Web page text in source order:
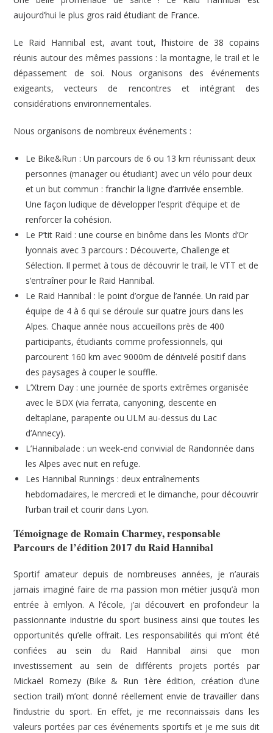
aujourd’hui le plus gros raid étudiant de France.
Le Raid Hannibal est, avant tout, l’histoire de 38 copains
réunis autour des mêmes passions : la montagne, le trail et le
dépassement de soi. Nous organisons des événements
exigeants, vecteurs de rencontres et intégrant des
considérations environnementales.
Nous organisons de nombreux événements :
Le Bike&Run : Un parcours de 6 ou 13 km réunissant deux
personnes (manager ou étudiant) avec un vélo pour deux
et un but commun : franchir la ligne d’arrivée ensemble.
Une façon ludique de développer l’esprit d’équipe et de
renforcer la cohésion.
Le P’tit Raid : une course en binôme dans les Monts d’Or
lyonnais avec 3 parcours : Découverte, Challenge et
Sélection. Il permet à tous de découvrir le trail, le VTT et de
s’entraîner pour le Raid Hannibal.
Le Raid Hannibal : le point d’orgue de l’année. Un raid par
équipe de 4 à 6 qui se déroule sur quatre jours dans les
Alpes. Chaque année nous accueillons près de 400
participants, étudiants comme professionnels, qui
parcourent 160 km avec 9000m de dénivelé positif dans
des paysages à couper le souffle.
L’Xtrem Day : une journée de sports extrêmes organisée
avec le BDX (via ferrata, canyoning, descente en
deltaplane, parapente ou ULM au-dessus du Lac
d’Annecy).
L’Hannibalade : un week-end convivial de Randonnée dans
les Alpes avec nuit en refuge.
Les Hannibal Runnings : deux entraînements
hebdomadaires, le mercredi et le dimanche, pour découvrir
l’urban trail et courir dans Lyon.
Témoignage de Romain Charmey, responsable
Parcours de l’édition 2017 du Raid Hannibal
Sportif amateur depuis de nombreuses années, je n’aurais
jamais imaginé faire de ma passion mon métier jusqu’à mon
entrée à emlyon. A l’école, j’ai découvert en profondeur la
passionnante industrie du sport business ainsi que toutes les
opportunités qu’elle offrait. Les responsabilités qui m’ont été
confiées au sein du Raid Hannibal ainsi que mon
investissement au sein de différents projets portés par
Mickaël Romezy (Bike & Run 1ère édition, création d’une
section trail) m’ont donné réellement envie de travailler dans
l’industrie du sport. En effet, je me reconnaissais dans les
valeurs portées par ces événements sportifs et je me suis dit